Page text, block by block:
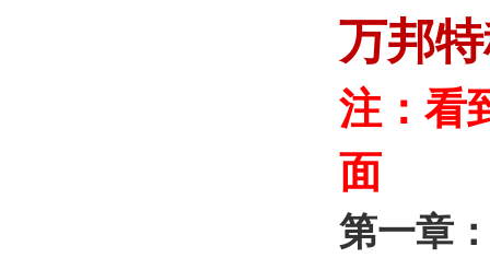
万邦
注：看
面
第一章